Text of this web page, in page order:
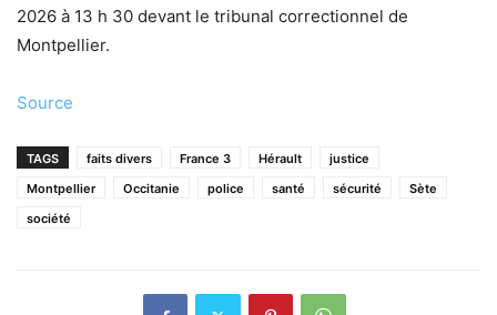
2026 à 13 h 30 devant le tribunal correctionnel de
Montpellier.
Source
TAGS faits divers France 3 Hérault
justice
Montpellier
Occitanie police santé sécurité
Sète
société